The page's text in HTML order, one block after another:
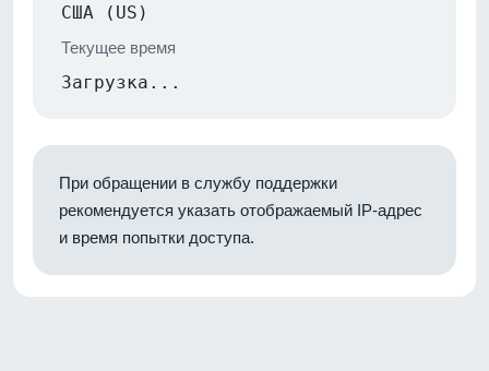
США (US)
Текущее время
Загрузка...
При обращении в службу поддержки
рекомендуется указать отображаемый IP-адрес
и время попытки доступа.